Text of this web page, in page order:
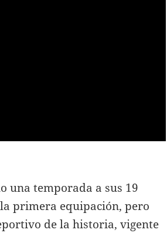
una temporada a sus 19
primera equipación, pero
de la historia, vigente